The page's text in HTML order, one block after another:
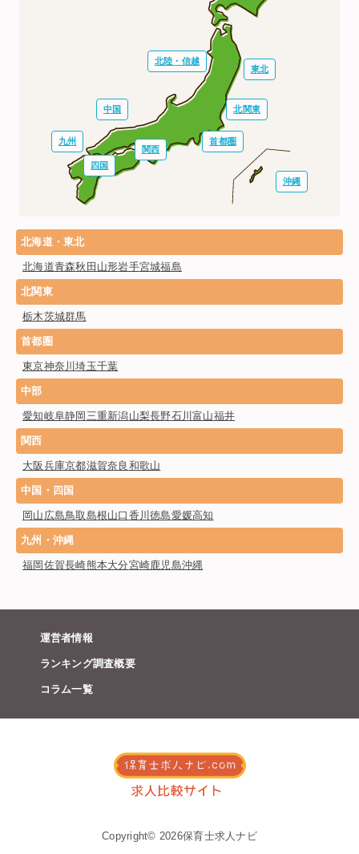
東北
首都圏
北関東
北陸・信越
関西
中国
四国
九州
沖縄
北海道・東北
北海道青森秋田 山形岩手宮城福島
北関東
栃木茨城群馬
首都圏
東京神奈川埼玉千葉
中部
愛知岐阜静岡 三重新潟山梨長野石川富山福井
関西
大阪 兵庫京都滋賀奈良 和歌山
中国・四国
岡山 広島鳥取 島根山口 香川徳島愛媛高知
九州・沖縄
福岡 佐賀長崎熊本大分宮崎鹿児島沖縄
運営者情報
ランキング調査概要
コラム一覧
Copyright©︎ 2026保育士求人ナビ